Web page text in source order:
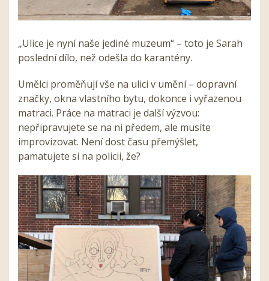
„Ulice je nyní naše jediné muzeum“ – toto je Sarah
poslední dílo, než odešla do karantény.
Umělci proměňují vše na ulici v umění – dopravní
značky, okna vlastního bytu, dokonce i vyřazenou
matraci. Práce na matraci je další výzvou:
nepřipravujete se na ni předem, ale musíte
improvizovat. Není dost času přemýšlet,
pamatujete si na policii, že?